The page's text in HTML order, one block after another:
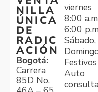
NILLA
ÚNICA
DE
RADIC
ACIÓN
Bogotá:
Carrera
85D No.
viernes
8:00
6:00
Sábado,
Festivos
Auto